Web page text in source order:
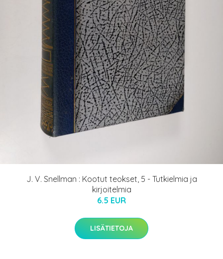
J. V. Snellman : Kootut teokset, 5 - Tutkielmia ja
kirjoitelmia
6.5 EUR
LISÄTIETOJA